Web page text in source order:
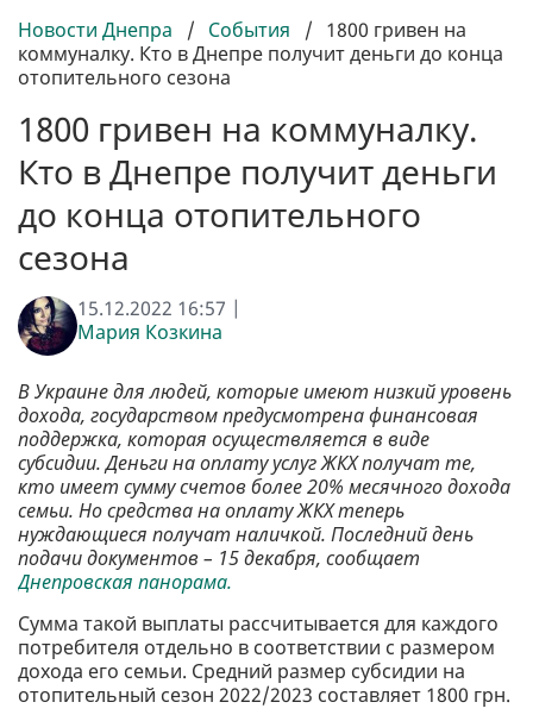
Новости Днепра / События / 1800 гривен на
коммуналку. Кто в Днепре получит деньги до конца
отопительного сезона
1800 гривен на коммуналку.
Кто в Днепре получит деньги
до конца отопительного
сезона
15.12.2022 16:57 |
Мария Козкина
В Украине для людей, которые имеют низкий уровень
дохода, государством предусмотрена финансовая
поддержка, которая осуществляется в виде
субсидии. Деньги на оплату услуг ЖКХ получат те,
кто имеет сумму счетов более 20% месячного дохода
семьи. Но средства на оплату ЖКХ теперь
нуждающиеся получат наличкой. Последний день
подачи документов – 15 декабря, сообщает
Днепровская панорама.
Сумма такой выплаты рассчитывается для каждого
потребителя отдельно в соответствии с размером
дохода его семьи. Средний размер субсидии на
отопительный сезон 2022/2023 составляет 1800 грн.